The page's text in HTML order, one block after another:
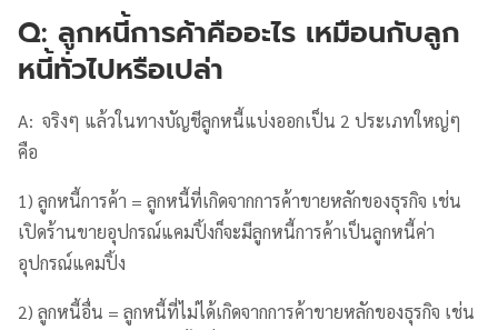
Q: ลูกหนี้การค้าคืออะไร เหมือนกับลูก
หนี้ทั่วไปหรือเปล่า
A: จริงๆ แล้วในทางบัญชีลูกหนี้แบ่งออกเป็น 2 ประเภทใหญ่ๆ
คือ
1) ลูกหนี้การค้า = ลูกหนี้ที่เกิดจากการค้าขายหลักของธุรกิจ เช่น
เปิดร้านขายอุปกรณ์แคมปิ้งก็จะมีลูกหนี้การค้าเป็นลูกหนี้ค่า
อุปกรณ์แคมปิ้ง
2) ลูกหนี้อื่น = ลูกหนี้ที่ไม่ได้เกิดจากการค้าขายหลักของธุรกิจ เช่น